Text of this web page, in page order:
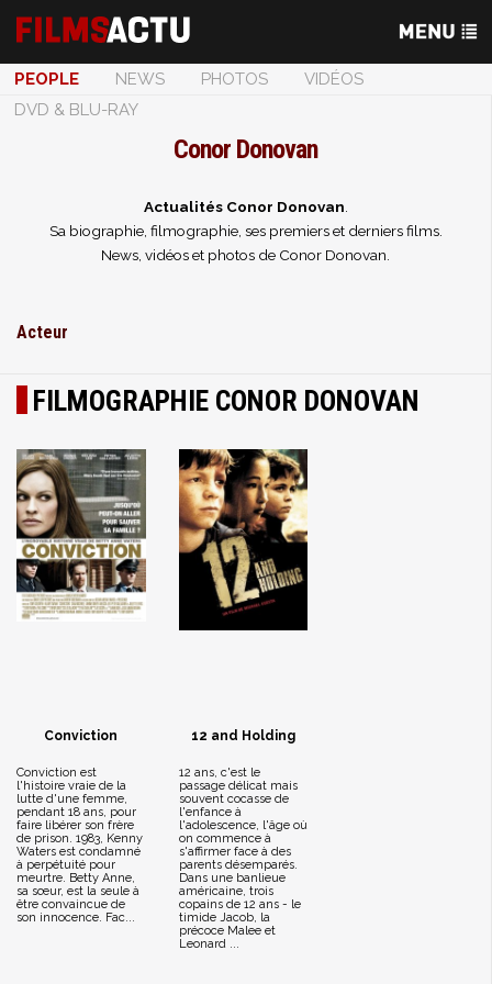
PEOPLE NEWS PHOTOS
VIDÉOS
DVD & BLU-RAY
Conor Donovan
Actualités Conor Donovan
Sa biographie, filmographie, ses premiers et derniers films.
News, vidéos et photos de Conor Donovan.
Acteur
FILMOGRAPHIE CONOR DONOVAN
Conviction
Conviction est
l'histoire vraie de la
lutte d'une femme,
pendant 18 ans, pour
faire libérer son frère
de prison. 1983, Kenny
Waters est condamné
à perpétuité pour
meurtre. Betty Anne,
sa sœur, est la seule à
être convaincue de
son innocence. Fac...
12 and Holding
12 ans, c'est le
passage délicat mais
souvent cocasse de
l'enfance à
l'adolescence, l'âge où
on commence à
s'affirmer face à des
parents désemparés.
Dans une banlieue
américaine, trois
copains de 12 ans - le
timide Jacob, la
précoce Malee et
Leonard ...